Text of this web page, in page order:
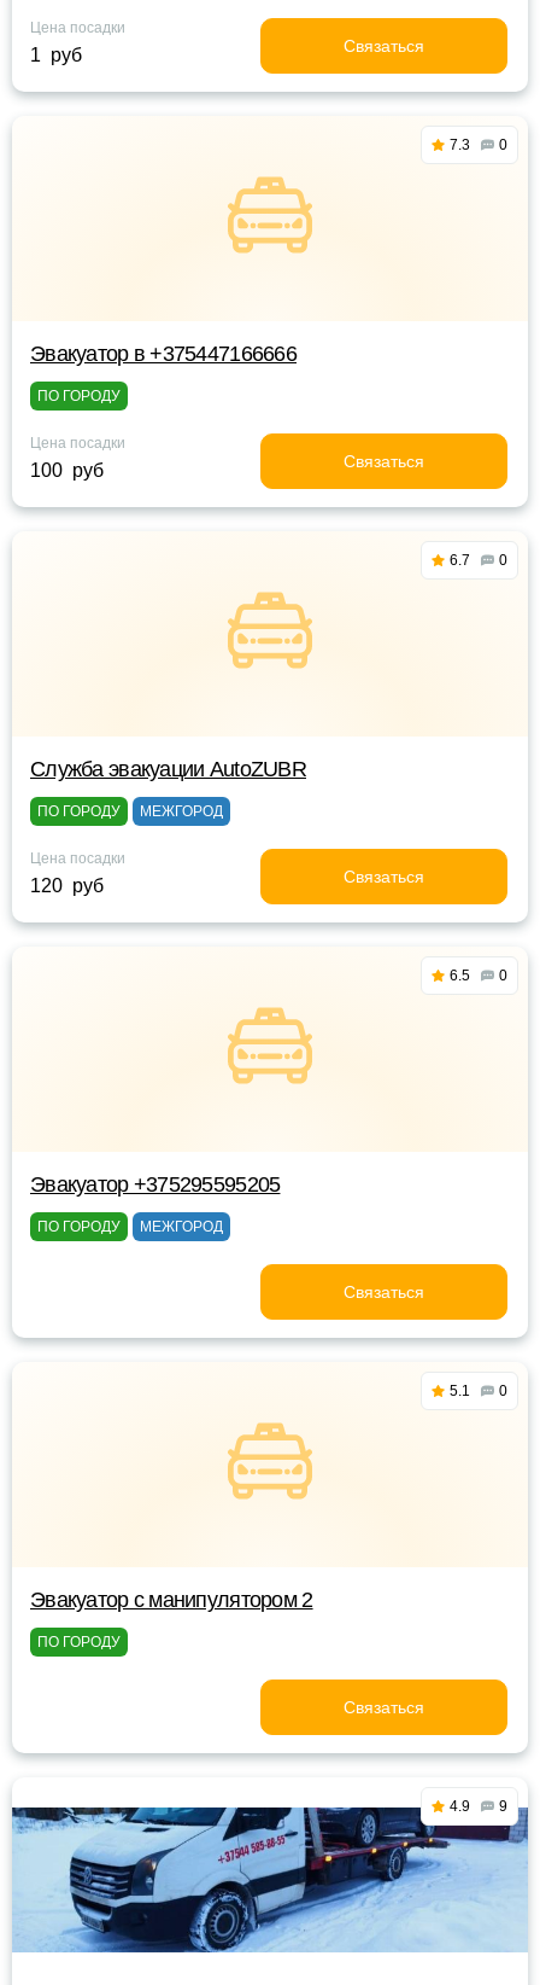
Цена посадки
1 руб Связаться
7.3 0
Эвакуатор в +375447166666
ПО ГОРОДУ
Цена посадки
100 руб Связаться
6.7 0
Служба эвакуации AutoZUBR
ПО ГОРОДУ МЕЖГОРОД
Цена посадки
120 руб Связаться
6.5 0
Эвакуатор +375295595205
ПО ГОРОДУ МЕЖГОРОД
Связаться
5.1 0
Эвакуатор с манипулятором 2
ПО ГОРОДУ
Связаться
4.9 9